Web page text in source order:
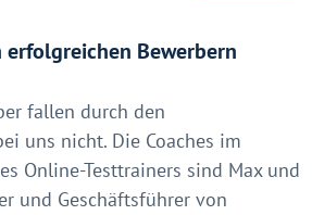
erfolgreichen Bewerbern
fallen durch den
uns nicht. Die Coaches im
Online-Testtrainers sind Max und
und Geschäftsführer von